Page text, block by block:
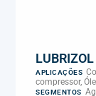
APLICAÇÕES
compressor,
compressor,
SEGMENTOS